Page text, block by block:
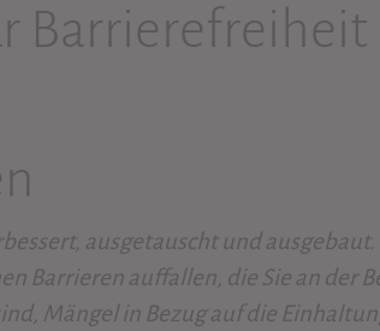
Barrierefreiheit
ausgetauscht und
Barrieren auffallen, die Sie an der
Mängel in Bezug auf die